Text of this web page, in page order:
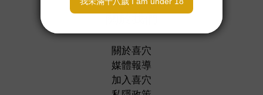
關於我們
關於喜穴
媒體報導
加入喜穴